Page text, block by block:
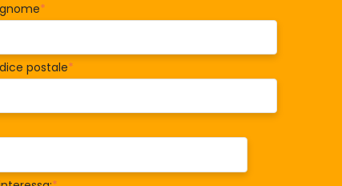
*
postale*